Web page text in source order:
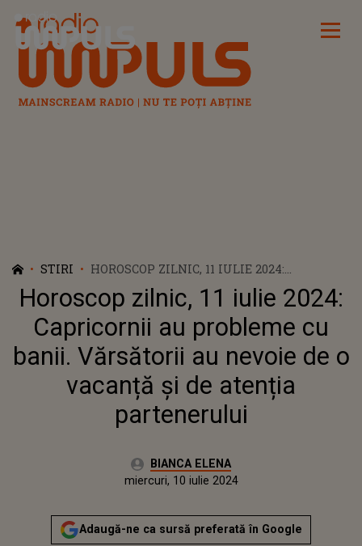
Radio Impuls
STIRI
HOROSCOP ZILNIC, 11 IULIE 2024:
CAPRICORNII AU PROBLEME CU BANII.
VĂRSĂTORII AU NEVOIE DE O VACANȚĂ ȘI
DE ATENȚIA PARTENERULUI
Horoscop zilnic, 11 iulie 2024:
Capricornii au probleme cu
banii. Vărsătorii au nevoie de o
vacanță și de atenția
partenerului
Autor:BIANCA ELENA
miercuri, 10 iulie 2024Actualizat:
miercuri, 10 iulie 2024
Adaugă-ne ca sursă preferată în Google